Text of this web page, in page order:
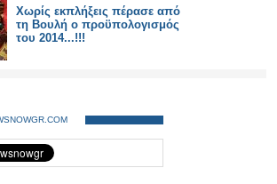
Χωρίς εκπλήξεις πέρασε από
τη Βουλή ο προϋπολογισμός
του 2014...!!!